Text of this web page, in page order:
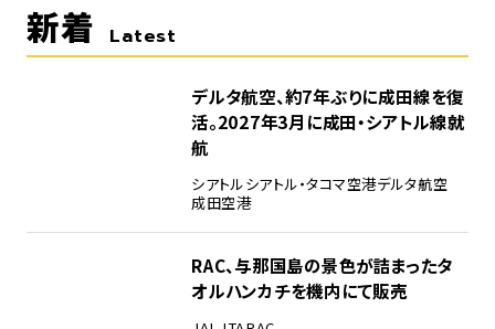
新着 Latest
デルタ航空、約7年ぶりに成田線を復
活。2027年3月に成田・シアトル線就
航
シアトルシアトル・タコマ空港デルタ航空
成田空港
RAC、与那国島の景色が詰まったタ
オルハンカチを機内にて販売